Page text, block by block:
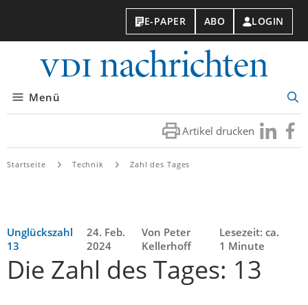
E-PAPER ABO LOGIN
Menü
Artikel drucken Besuchen
Sie
Sie
Startseite Technik Zahl des Tages
Unglückszahl
13
24. Feb.
2024
Von Peter
Kellerhoff
Lesezeit: ca.
1 Minute
Die Zahl des Tages: 13